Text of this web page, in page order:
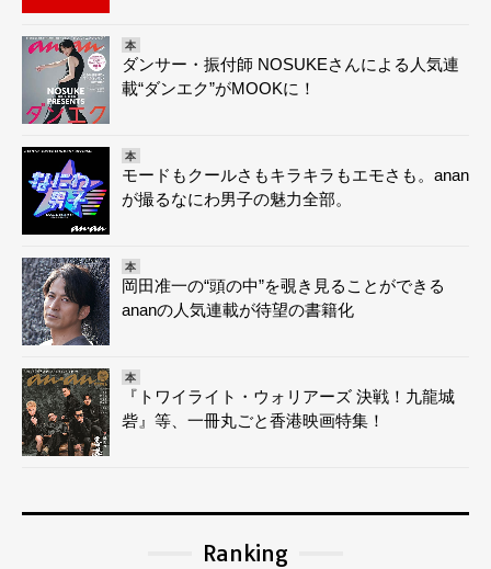
本
ダンサー・振付師 NOSUKEさんによる人気連
載“ダンエク”がMOOKに！
本
モードもクールさもキラキラもエモさも。anan
が撮るなにわ男子の魅力全部。
本
岡田准一の“頭の中”を覗き見ることができる
ananの人気連載が待望の書籍化
本
『トワイライト・ウォリアーズ 決戦！九龍城
砦』等、一冊丸ごと香港映画特集！
Ranking